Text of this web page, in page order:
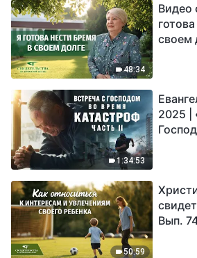
48:34
Видео
своем
1:34:53
2025 |
50:59
Вып.